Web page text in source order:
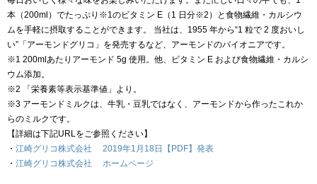
本（200ml）でたっぷり※1のビタミン E（1 日分※2）と食物繊維・カルシウ
ムを手軽に摂取することができます。 当社は、1955 年から“1 粒で 2 度おいし
い”「アーモンドグリコ」を発売するなど、アーモンドのパイオニアです。
※1 200mlあたりアーモンド 5g 使用。他、ビタミン E および食物繊維・カルシ
ウム添加。
※2 「栄養素等表示基準値」より。
※3 アーモンドミルクは、牛乳・豆乳ではなく、アーモンドから作ったこれか
らのミルクです。
【詳細は下記URLをご参照ください】
・ 江崎グリコ株式会社 2019年1月18日【PDF】発表
・ 江崎グリコ株式会社 ホームページ